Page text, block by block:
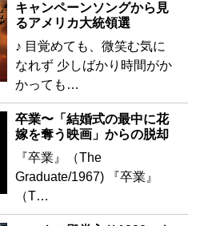
キャンペーンソングから見
るアメリカ大統領選
♪ 目覚めても、微笑む気に
なれず 少しばかり時間がか
かっても…
卒業〜「結婚式の最中に花
嫁を奪う映画」からの脱却
『卒業』（The
Graduate/1967) 『卒業』
（T…